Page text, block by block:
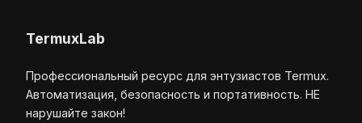
TermuxLab
Профессиональный ресурс для энтузиастов Termux.
Автоматизация, безопасность и портативность. НЕ
нарушайте закон!